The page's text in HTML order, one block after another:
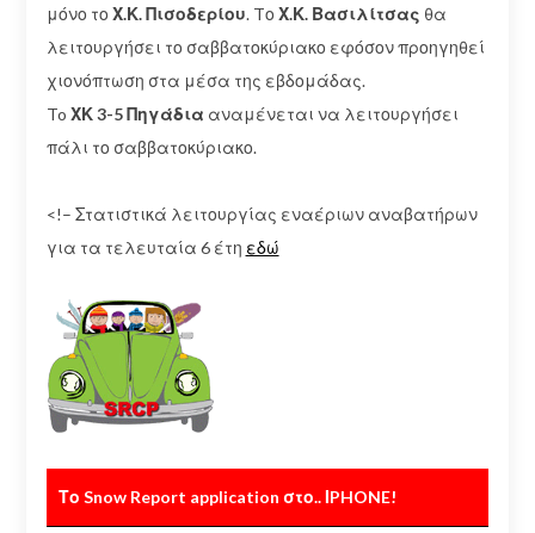
μόνο το Χ.Κ. Πισοδερίου. Tο Χ.Κ. Βασιλίτσας θα
λειτουργήσει το σαββατοκύριακο εφόσον προηγηθεί
χιονόπτωση στα μέσα της εβδομάδας.
To ΧΚ 3-5 Πηγάδια αναμένεται να λειτουργήσει
πάλι το σαββατοκύριακο.
<!– Στατιστικά λειτουργίας εναέριων αναβατήρων
για τα τελευταία 6 έτη εδώ
Το Snow Report application στο.. ΙPHONE!